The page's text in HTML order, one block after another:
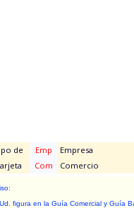
de
Emp Empresa
Com
Comercio
figura en la Guía Comercial y Guía